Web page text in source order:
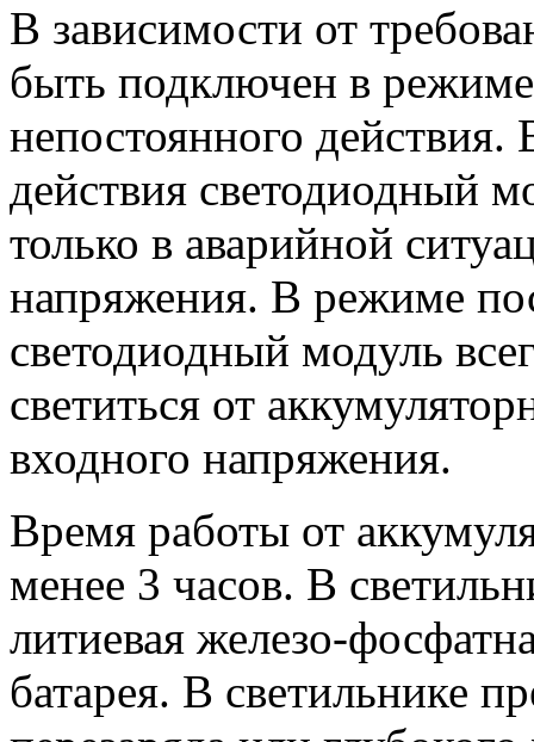
В зависимости от
быть подключен в
непостоянного
действия светодиодный
только в аварийной
напряжения. В режиме
светодиодный модуль
светиться от
входного напряжения.
Время работы от
менее 3 часов. В
литиевая железо-
батарея. В светильнике